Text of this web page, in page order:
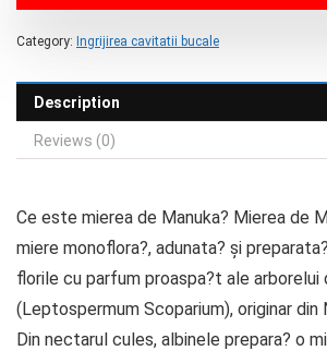
Category: Ingrijirea cavitatii bucale
Description
Reviews (0)
Ce este mierea de Manuka? Mierea de
miere monoflora?, adunata? și
florile cu parfum proaspa?t ale arborelui
(Leptospermum Scoparium), originar din
Din nectarul cules, albinele prepara? o